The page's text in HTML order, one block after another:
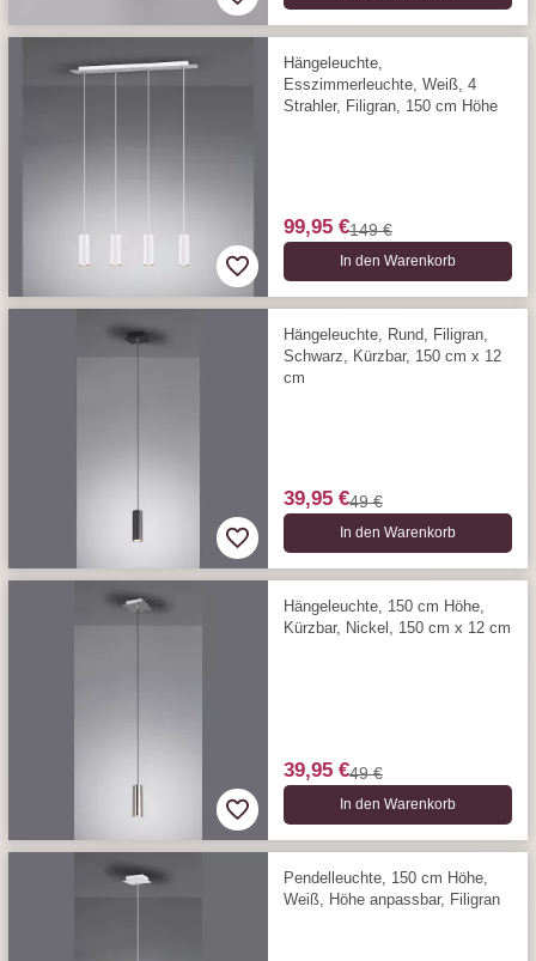
Hängeleuchte,
Esszimmerleuchte, Weiß, 4
Strahler, Filigran, 150 cm Höhe
99,95 €149 €
In den Warenkorb
Hängeleuchte, Rund, Filigran,
Schwarz, Kürzbar, 150 cm x 12
cm
39,95 €49 €
In den Warenkorb
Hängeleuchte, 150 cm Höhe,
Kürzbar, Nickel, 150 cm x 12 cm
39,95 €49 €
In den Warenkorb
Pendelleuchte, 150 cm Höhe,
Weiß, Höhe anpassbar, Filigran